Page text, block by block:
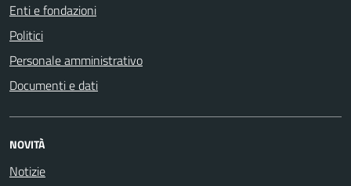
Enti e fondazioni
Politici
Personale amministrativo
Documenti e dati
NOVITÀ
Notizie